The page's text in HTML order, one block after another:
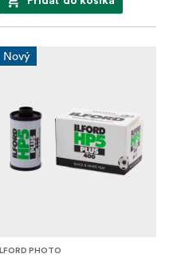
Nový
ILFORD PHOTO